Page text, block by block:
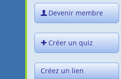
Devenir membre
Créer un quiz
Créez un lien